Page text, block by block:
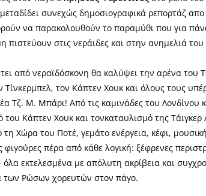
συνεχώς δημοσιογραφικά ρεπορτάζ
να παρακολουθούν το παραμύθι που για
στις νεράιδες και στην ανημελιά
από νεραϊδόσκονη θα καλύψει την αρένα του
τον Κάπτεν Χουκ και όλους τους
Τζ. Μ. Μπάρι! Από τις καμινάδες του Λονδίνου
του Κάπτεν Χουκ και τονκαταυλισμό της
τη Χώρα του Ποτέ, γεμάτο ενέργεια, κέφι,
φιγούρες πέρα από κάθε λογική: ξέφρενες
εκτελεσμένα με απόλυτη ακρίβεια και
των Ρώσων χορευτών στον πάγο.